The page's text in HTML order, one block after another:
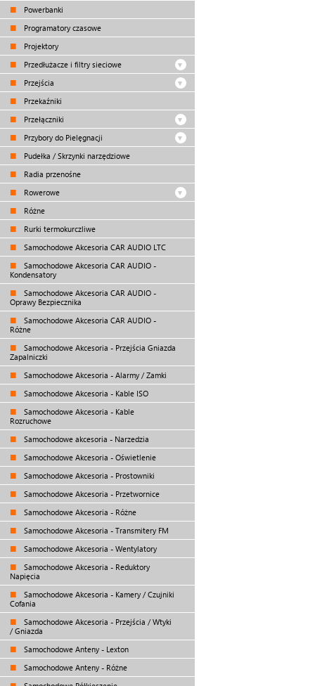
Powerbanki
Programatory czasowe
Projektory
Przedłużacze i filtry sieciowe
Przejścia
Przekaźniki
Przełączniki
Przybory do Pielęgnacji
Pudełka / Skrzynki narzędziowe
Radia przenośne
Rowerowe
Różne
Rurki termokurczliwe
Samochodowe Akcesoria CAR AUDIO LTC
Samochodowe Akcesoria CAR AUDIO -
Kondensatory
Samochodowe Akcesoria CAR AUDIO -
Oprawy Bezpiecznika
Samochodowe Akcesoria CAR AUDIO -
Różne
Samochodowe Akcesoria - Przejścia Gniazda
Zapalniczki
Samochodowe Akcesoria - Alarmy / Zamki
Samochodowe Akcesoria - Kable ISO
Samochodowe Akcesoria - Kable
Rozruchowe
Samochodowe akcesoria - Narzedzia
Samochodowe Akcesoria - Oświetlenie
Samochodowe Akcesoria - Prostowniki
Samochodowe Akcesoria - Przetwornice
Samochodowe Akcesoria - Różne
Samochodowe Akcesoria - Transmitery FM
Samochodowe Akcesoria - Wentylatory
Samochodowe Akcesoria - Reduktory
Napięcia
Samochodowe Akcesoria - Kamery / Czujniki
Cofania
Samochodowe Akcesoria - Przejścia / Wtyki
/ Gniazda
Samochodowe Anteny - Lexton
Samochodowe Anteny - Różne